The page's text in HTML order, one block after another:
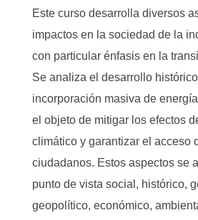
Este curso desarrolla diversos
impactos en la sociedad de la
con particular énfasis en la
Se analiza el desarrollo
incorporación masiva de
el objeto de mitigar los efectos
climático y garantizar el acceso
ciudadanos. Estos aspectos se
punto de vista social, histórico,
geopolítico, económico,